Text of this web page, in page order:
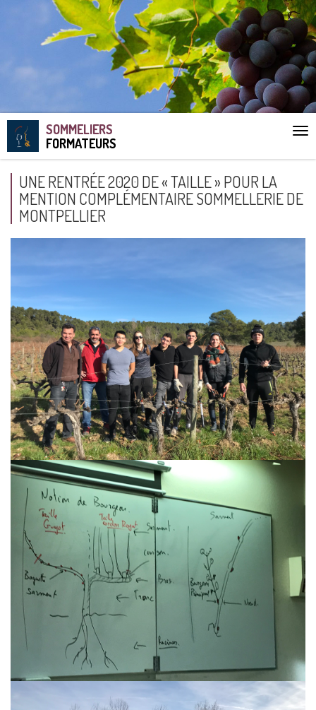
SOMMELIERS
FORMATEURS
UNE RENTRÉE 2020 DE « TAILLE » POUR LA
MENTION COMPLÉMENTAIRE SOMMELLERIE DE
MONTPELLIER